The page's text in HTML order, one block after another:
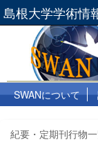
島根大学学術情
SWANについて
紀要・定期刊行物